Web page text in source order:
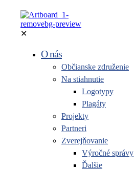
✕
O nás
Občianske združenie
Na stiahnutie
Logotypy
Plagáty
Projekty
Partneri
Zverejňovanie
Výročné správy
Ďalšie